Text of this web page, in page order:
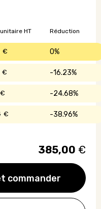
commander
Réduction
HT
0%
€
16.23%
€
24.68%
€
38.96%
€
385,00 €